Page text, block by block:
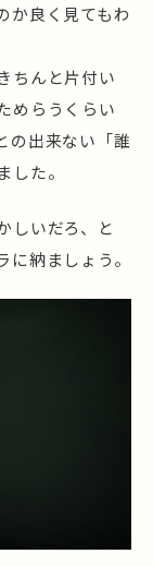
か良く見てもわ
ちんと片付い
めらうくらい
の出来ない「誰
た。
しいだろ、と
納ましょう。